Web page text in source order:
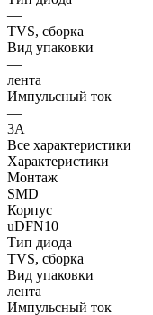
—
TVS, сборка
Вид упаковки
—
лента
Импульсный ток
—
3А
Все характеристики
Характеристики
Монтаж
SMD
Корпус
uDFN10
Тип диода
TVS, сборка
Вид упаковки
лента
Импульсный ток